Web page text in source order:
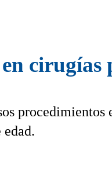
procedimientos